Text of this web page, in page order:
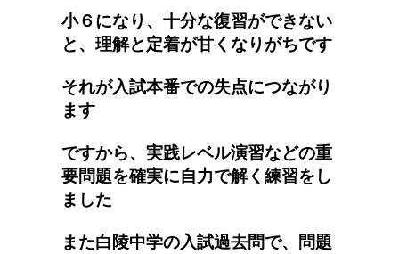
小６になり、十分な復習ができない
と、理解と定着が甘くなりがちです
それが入試本番での失点につながり
ます
ですから、実践レベル演習などの重
要問題を確実に自力で解く練習をし
ました
また白陵中学の入試過去問で、問題